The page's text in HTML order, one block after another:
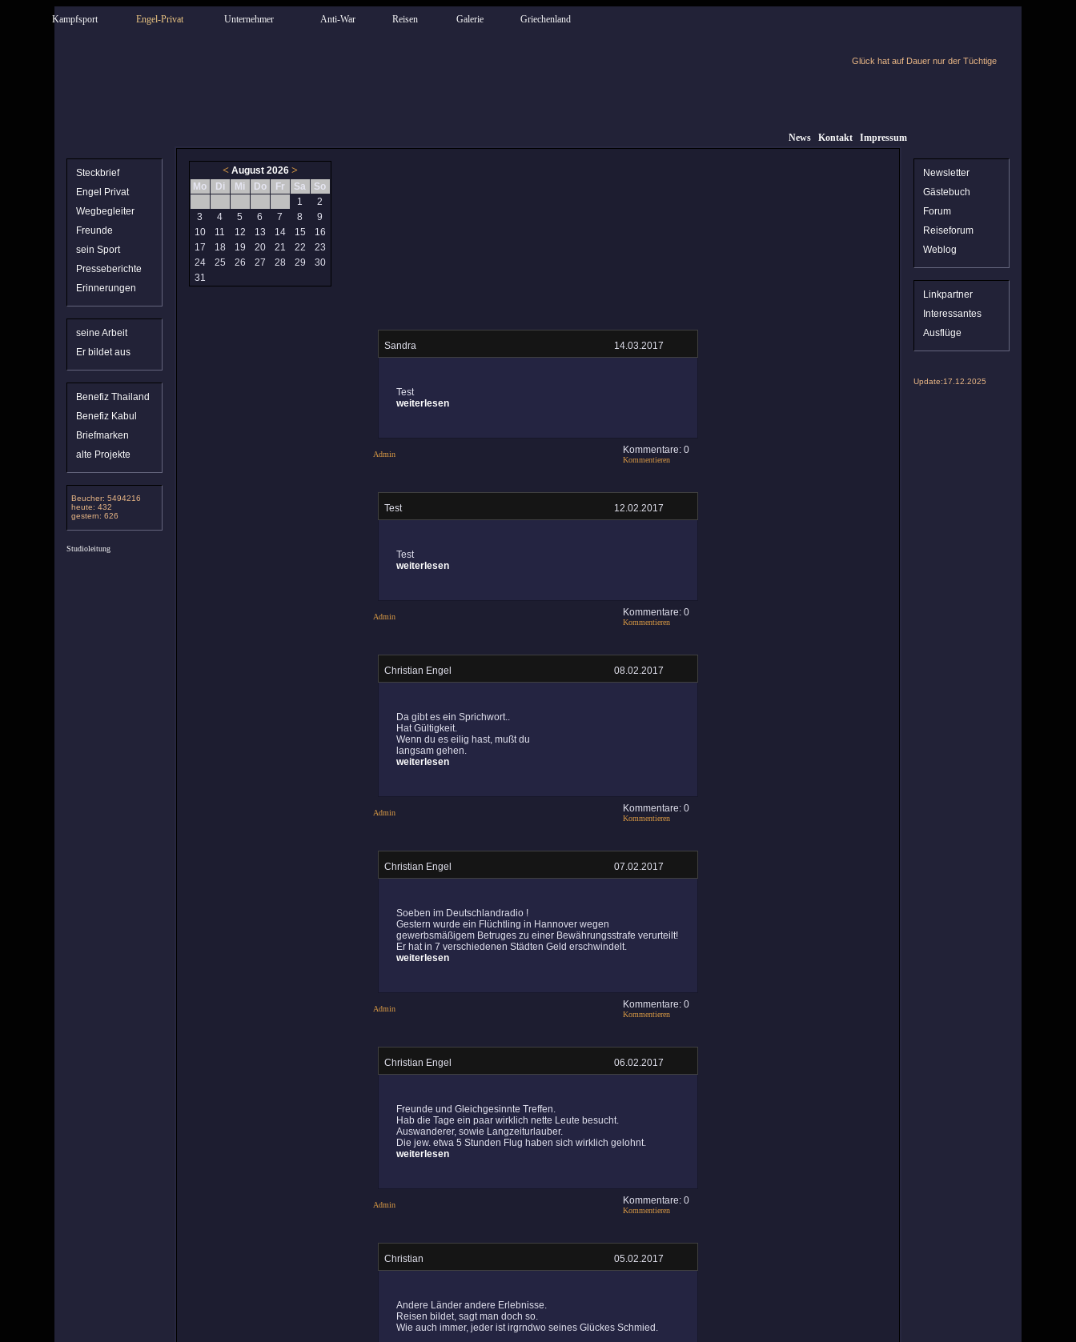
Steckbrief
Engel Privat
Wegbegleiter
Freunde
sein Sport
Presseberichte
Erinnerungen
seine Arbeit
Er bildet aus
Benefiz Thailand
Benefiz Kabul
Briefmarken
alte Projekte
Beucher: 5494216
heute: 432
gestern: 626
Studioleitung
Newsletter
Gästebuch
Forum
Reiseforum
Weblog
Linkpartner
Interessantes
Ausflüge
Update:17.12.2025
<August 2026 >
Mo Di Mi Do Fr Sa
So
1
2
3
4 5 6 7 8
9
10
11 12 13 14 15
16
17
18 19 20 21 22
23
24
25 26 27 28 29
30
31
Sandra 14.03.2017
Test
weiterlesen
Admin Kommentare: 0
Kommentieren
Test 12.02.2017
Test
weiterlesen
Admin Kommentare: 0
Kommentieren
Christian Engel 08.02.2017
Da gibt es ein Sprichwort..
Hat Gültigkeit.
Wenn du es eilig hast, mußt du
langsam gehen.
weiterlesen
Admin Kommentare: 0
Kommentieren
Christian Engel 07.02.2017
Soeben im Deutschlandradio !
Gestern wurde ein Flüchtling in Hannover wegen
gewerbsmäßigem Betruges zu einer Bewährungsstrafe verurteilt!
Er hat in 7 verschiedenen Städten Geld erschwindelt.
weiterlesen
Admin Kommentare: 0
Kommentieren
Christian Engel 06.02.2017
Freunde und Gleichgesinnte Treffen.
Hab die Tage ein paar wirklich nette Leute besucht.
Auswanderer, sowie Langzeiturlauber.
Die jew. etwa 5 Stunden Flug haben sich wirklich gelohnt.
weiterlesen
Admin Kommentare: 0
Kommentieren
Christian 05.02.2017
Andere Länder andere Erlebnisse.
Reisen bildet, sagt man doch so.
Wie auch immer, jeder ist irgrndwo seines Glückes Schmied.
Glück hat auf Dauer nur der Tüchtige
News Kontakt Impressum
Kampfsport Engel-Privat Unternehmer Anti-War Reisen Galerie Griechenland